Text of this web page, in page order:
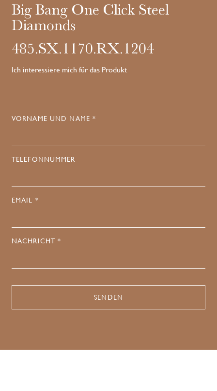
Big Bang One Click Steel
Diamonds
485.SX.1170.RX.1204
Ich interessiere mich für das Produkt
VORNAME UND NAME *
TELEFONNUMMER
EMAIL *
NACHRICHT *